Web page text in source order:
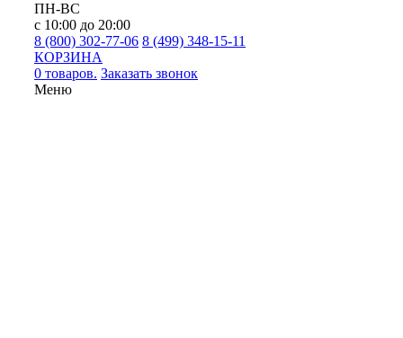
ПН-ВС
с 10:00 до 20:00
8 (800) 302-77-06 8 (499) 348-15-11
КОРЗИНА
0 товаров. Заказать звонок
Меню